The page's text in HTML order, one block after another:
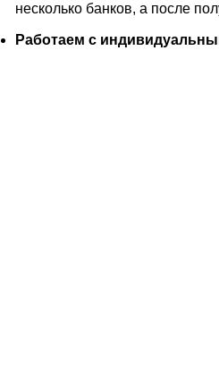
несколько банков, а после
Работаем с